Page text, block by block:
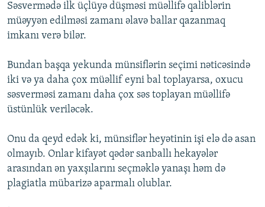
Səsvermədə ilk üçlüyə düşməsi müəllifə qaliblərin
müəyyən edilməsi zamanı əlavə ballar qazanmaq
imkanı verə bilər.
Bundan başqa yekunda münsiflərin seçimi nəticəsində
iki və ya daha çox müəllif eyni bal toplayarsa, oxucu
səsverməsi zamanı daha çox səs toplayan müəllifə
üstünlük veriləcək.
Onu da qeyd edək ki, münsiflər heyətinin işi elə də asan
olmayıb. Onlar kifayət qədər sanballı hekayələr
arasından ən yaxşılarını seçməklə yanaşı həm də
plagiatla mübarizə aparmalı olublar.